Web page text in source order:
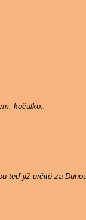
kočulko..
teď již určitě za